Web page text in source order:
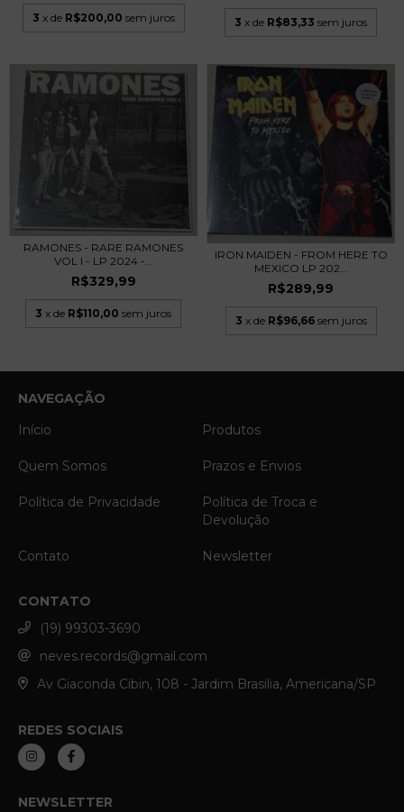
3 x de R$200,00 sem juros 3 x de R$83,33 sem juros
RAMONES - RARE RAMONES
VOL I - LP 2024 -...
R$329,99
3 x de R$110,00 sem juros
IRON MAIDEN - FROM HERE TO
MEXICO LP 202...
R$289,99
3 x de R$96,66 sem juros
NAVEGAÇÃO
Início
Produtos
Quem Somos Prazos e Envios
Política de Privacidade
Política de Troca e
Devolução
Contato Newsletter
CONTATO
(19) 99303-3690
neves.records@gmail.com
Av Giaconda Cibin, 108 - Jardim Brasilia, Americana/SP
REDES SOCIAIS
NEWSLETTER